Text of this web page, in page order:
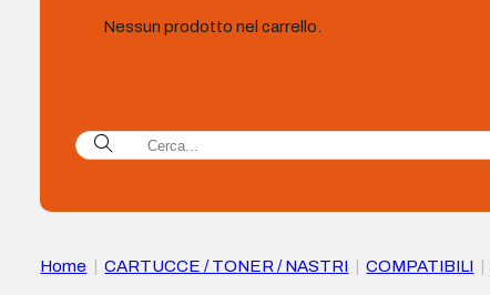
Nessun prodotto nel carrello.
Home CARTUCCE / TONER / NASTRI COMPATIBILI